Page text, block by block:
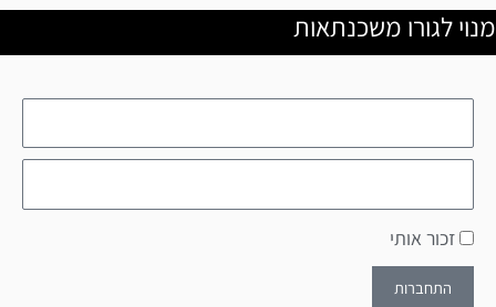
מנוי לגורו משכנתאות
זכור אותי
התחברות